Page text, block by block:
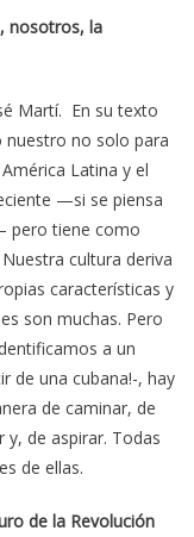
nosotros, la
Martí. En su texto
nuestro no solo para
Latina y el
—si se piensa
pero tiene como
cultura deriva
características y
son muchas. Pero
a un
de una cubana!-, hay
de caminar, de
y, de aspirar. Todas
de ellas.
de la Revolución